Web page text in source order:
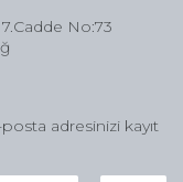
7.Cadde No:73
adresinizi kayıt